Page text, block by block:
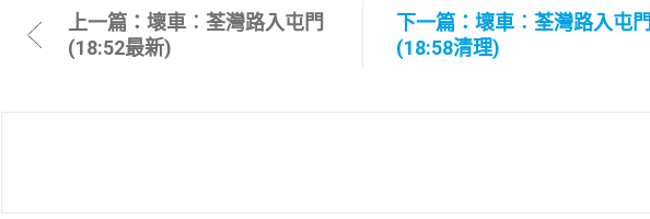
上一篇：壞車︰荃灣路入屯門
(18:52最新)
下一篇：壞車︰荃灣路入屯門
(18:58清理)